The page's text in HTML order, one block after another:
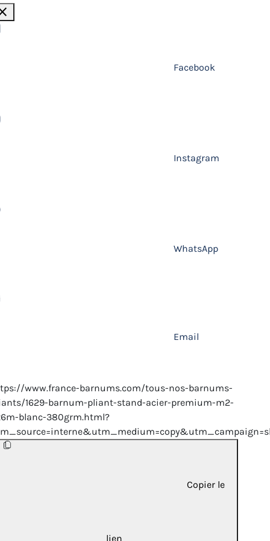
Facebook
Instagram
WhatsApp
Email
www.france-barnums.com/tous-nos-barnums-
1629-barnum-pliant-stand-acier-premium-m2-
blanc-380grm.html?
Copier le
lien